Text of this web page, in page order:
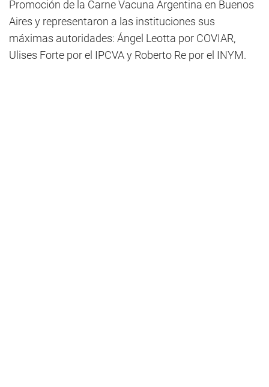
Promoción de la Carne Vacuna Argentina en Buenos
Aires y representaron a las instituciones sus
máximas autoridades: Ángel Leotta por COVIAR,
Ulises Forte por el IPCVA y Roberto Re por el INYM.